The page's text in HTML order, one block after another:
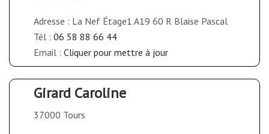
Adresse : La Nef Étage1 A19 60 R Blaise Pascal
Tél : 06 58 88 66 44
Email : Cliquer pour mettre à jour
Girard Caroline
37000 Tours